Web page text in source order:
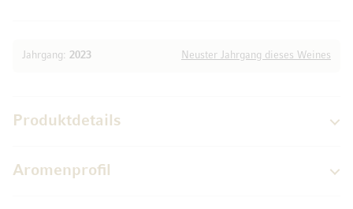
Jahrgang: 2023 Neuster Jahrgang dieses Weines
Produktdetails
Aromenprofil